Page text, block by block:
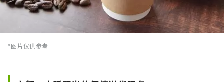
*图片仅供参考